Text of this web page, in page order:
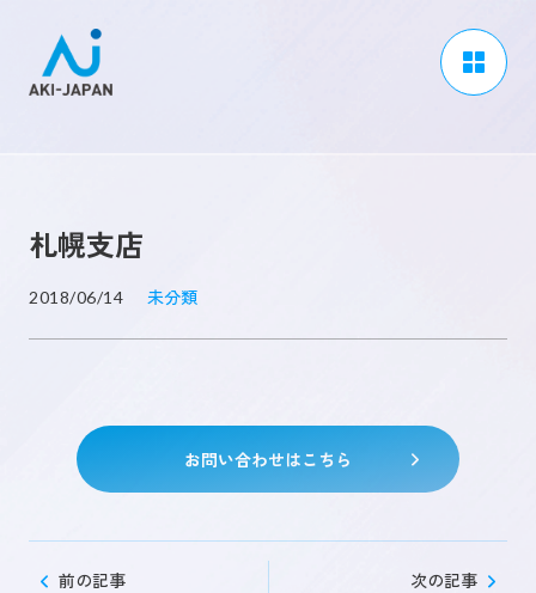
CSR / ダイバーシティ
採用情報
ブログ
よくある質問
札幌支店
2018/06/14 未分類
お問い合わせはこちら
前の記事 次の記事